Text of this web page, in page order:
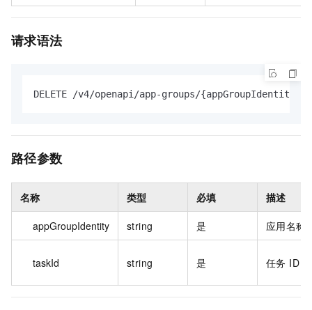
请求语法
DELETE /v4/openapi/app-groups/
路径参数
名称 类型 必填 描述
appGroupIdentity string 是 应用名称
taskId string 是 任务 ID